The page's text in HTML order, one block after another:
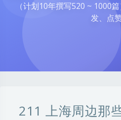
（计划10年撰写520 ~ 1000
发、点
211 上海周边那